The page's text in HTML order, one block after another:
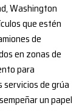
Washington
que estén
de
en zonas de
para
de grúa
un papel